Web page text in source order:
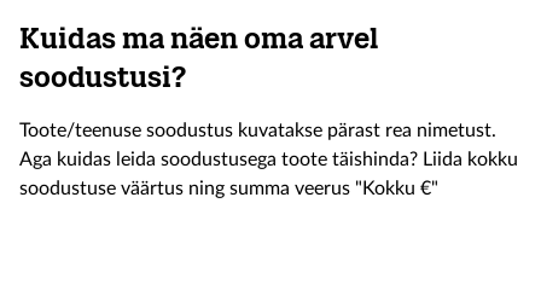
Kuidas ma näen oma arvel
soodustusi?
Toote/teenuse soodustus kuvatakse pärast rea nimetust.
Aga kuidas leida soodustusega toote täishinda? Liida kokku
soodustuse väärtus ning summa veerus "Kokku €"